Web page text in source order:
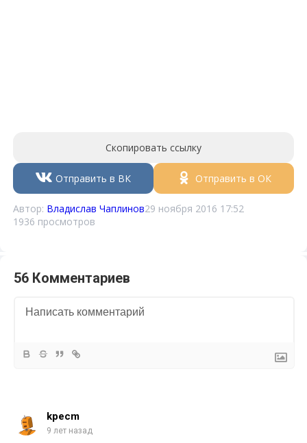
Скопировать ссылку
Отправить в ВК Отправить в ОК
Автор: Владислав Чаплинов29 ноября 2016 17:52
1936 просмотров
56 Комментариев
kpecm
9 лет назад